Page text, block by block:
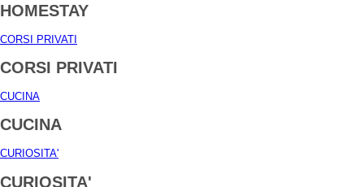
HOMESTAY
CORSI PRIVATI
CORSI PRIVATI
CUCINA
CUCINA
CURIOSITA'
CURIOSITA'